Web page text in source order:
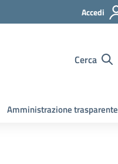
Accedi
Cerca
Amministrazione trasparente